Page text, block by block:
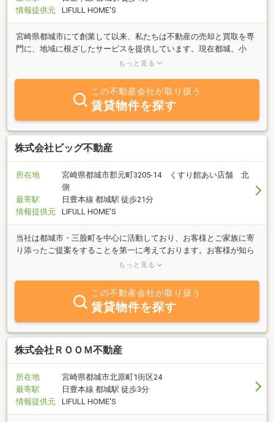
情報提供元
LIFULL HOME'S
宮崎県都城市にて創業して以来、私たちは不動産の売却と買取を専
門に、地域に根ざしたサービスを提供しています。現在都城、小
林、日南の3店舗を展開し、お客様一人ひとりに寄り添ったサポー
もっと見る
この不動産会社が取り扱う
賃貸物件を探す
株式会社ビッグ不動産
所在地
宮崎県都城市郡元町3205-14 くすり館あい店舗 北
側
最寄駅
日豊本線 都城駅 徒歩21分
情報提供元
LIFULL HOME'S
当社は都城市・三股町を中心に活動しており、お客様とご家族に寄
り添ったご提案をすることを第一に考えております。お客様が知ら
ずに損をしないように情報公開と土地建物の調査・検査を充実させ
もっと見る
この不動産会社が取り扱う
賃貸物件を探す
株式会社ＲＯＯＭ不動産
所在地
宮崎県都城市北原町1街区24
最寄駅
日豊本線 都城駅 徒歩3分
情報提供元
LIFULL HOME'S